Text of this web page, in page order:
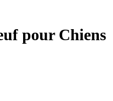
pour Chiens